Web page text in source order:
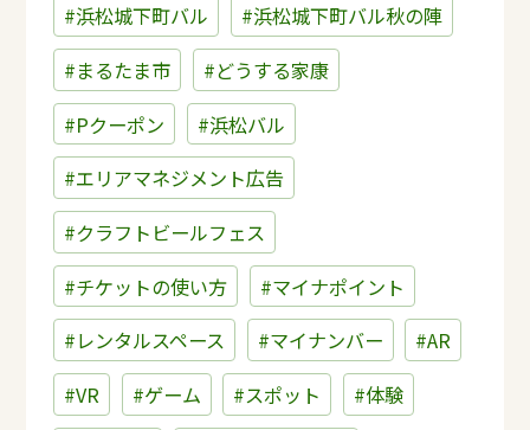
#浜松城下町バル
#浜松城下町バル秋の陣
#まるたま市
#どうする家康
#Pクーポン
#浜松バル
#エリアマネジメント広告
#クラフトビールフェス
#チケットの使い方
#マイナポイント
#レンタルスペース
#マイナンバー
#AR
#VR
#ゲーム #スポット
#体験